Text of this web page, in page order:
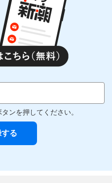
ンを押してください。